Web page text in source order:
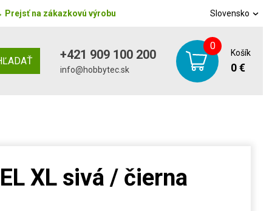
Prejsť na zákazkovú výrobu Slovensko
+421 909 100 200
info@hobbytec.sk
0
Košík
0 €
XL sivá / čierna